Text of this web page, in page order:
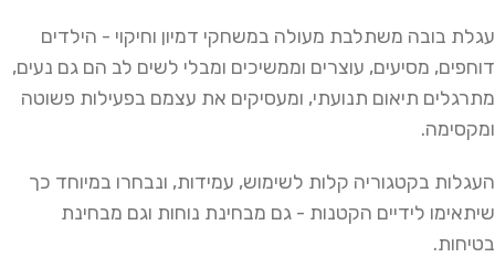
עגלת בובה משתלבת מעולה במשחקי דמיון וחיקוי - הילדים
דוחפים, מסיעים, עוצרים וממשיכים ומבלי לשים לב הם גם נעים,
מתרגלים תיאום תנועתי, ומעסיקים את עצמם בפעילות פשוטה
ומקסימה.
העגלות בקטגוריה קלות לשימוש, עמידות, ונבחרו במיוחד כך
שיתאימו לידיים הקטנות - גם מבחינת נוחות וגם מבחינת
בטיחות.